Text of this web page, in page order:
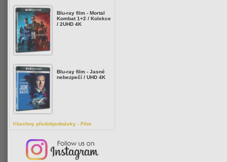
Blu-ray film - Mortal
Kombat 1+2 / Kolekce
/ 2UHD 4K
Blu-ray film - Jasné
nebezpečí / UHD 4K
Všechny předobjednávky - Film